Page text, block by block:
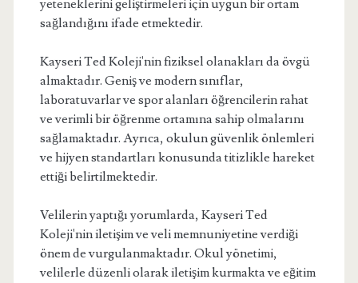
yeteneklerini geliştirmeleri için uygun bir ortam
sağlandığını ifade etmektedir.
Kayseri Ted Koleji'nin fiziksel olanakları da övgü
almaktadır. Geniş ve modern sınıflar,
laboratuvarlar ve spor alanları öğrencilerin rahat
ve verimli bir öğrenme ortamına sahip olmalarını
sağlamaktadır. Ayrıca, okulun güvenlik önlemleri
ve hijyen standartları konusunda titizlikle hareket
ettiği belirtilmektedir.
Velilerin yaptığı yorumlarda, Kayseri Ted
Koleji'nin iletişim ve veli memnuniyetine verdiği
önem de vurgulanmaktadır. Okul yönetimi,
velilerle düzenli olarak iletişim kurmakta ve eğitim